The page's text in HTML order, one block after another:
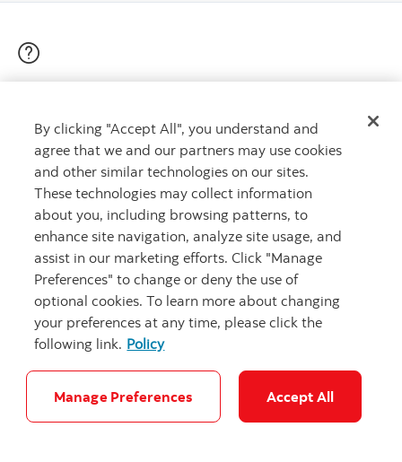
Aide
Obtenez de l’aide
Les solutions qui vous conviennent
Contactez-nousAutres numéros, contactez-nous par
Obtenir des conseils
Rencontrez un conseiller
Prenez rendez-vous
By clicking "Accept All", you understand and
agree that we and our partners may use cookies
and other similar technologies on our sites.
These technologies may collect information
about you, including browsing patterns, to
enhance site navigation, analyze site usage, and
assist in our marketing efforts. Click "Manage
Preferences" to change or deny the use of
optional cookies. To learn more about changing
your preferences at any time, please click the
following link. Policy
Manage Preferences Accept All